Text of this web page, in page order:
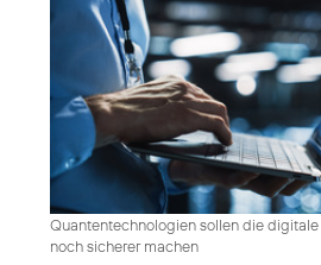
Quantentechnologien sollen die
noch sicherer machen